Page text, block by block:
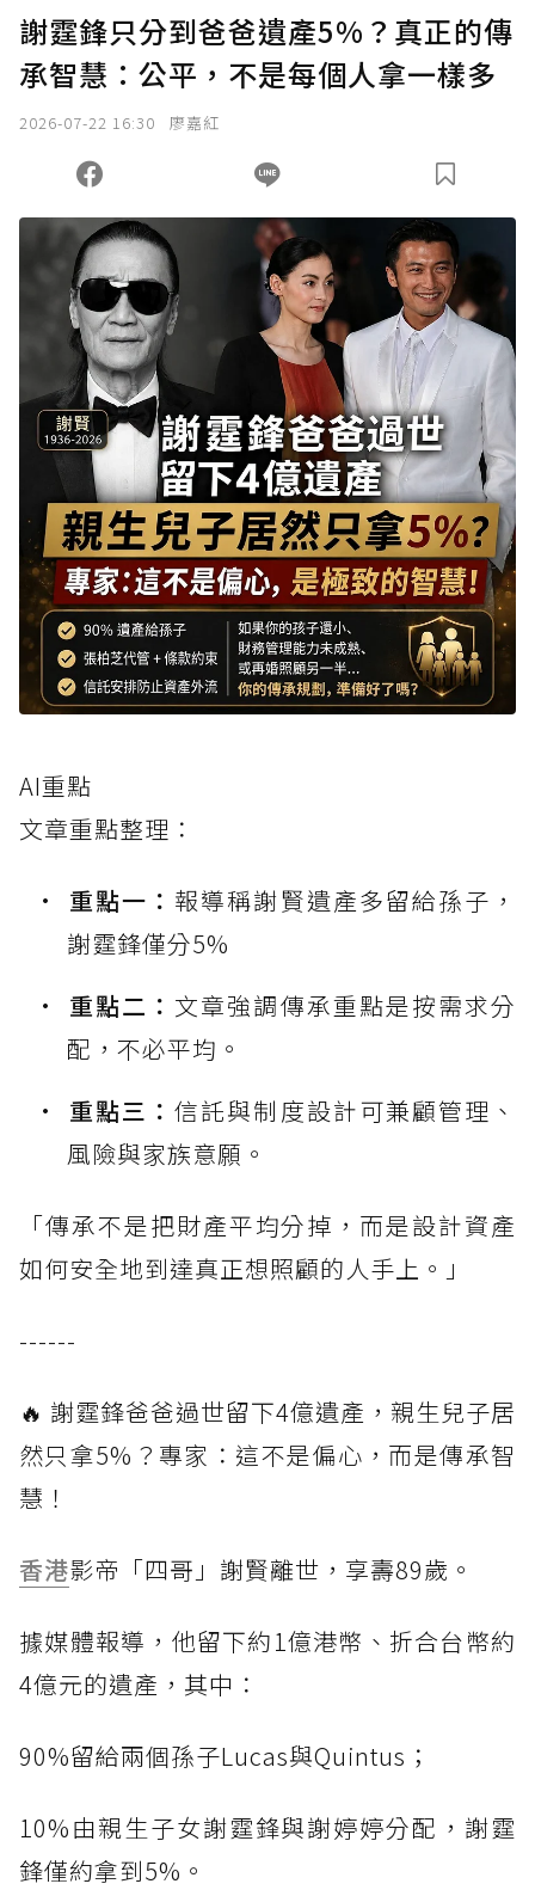
謝霆鋒只分到爸爸遺產5%？真正的傳
承智慧：公平，不是每個人拿一樣多
2026-07-22 16:30 廖嘉紅
AI重點
文章重點整理：
重點一： 報導稱謝賢遺產多留給孫子，
謝霆鋒僅分5%
重點二： 文章強調傳承重點是按需求分
配，不必平均。
重點三：信託與制度設計可兼顧管理、
風險與家族意願。
「傳承不是把財產平均分掉，而是設計資產
如何安全地到達真正想照顧的人手上。」
------
🔥 謝霆鋒爸爸過世留下4億遺產，親生兒子居
然只拿5%？專家：這不是偏心，而是傳承智
慧！
香港影帝「四哥」謝賢離世，享壽89歲。
據媒體報導，他留下約1億港幣、折合台幣約
4億元的遺產，其中：
90%留給兩個孫子Lucas與Quintus；
10%由親生子女謝霆鋒與謝婷婷分配，謝霆
鋒僅約拿到5%。